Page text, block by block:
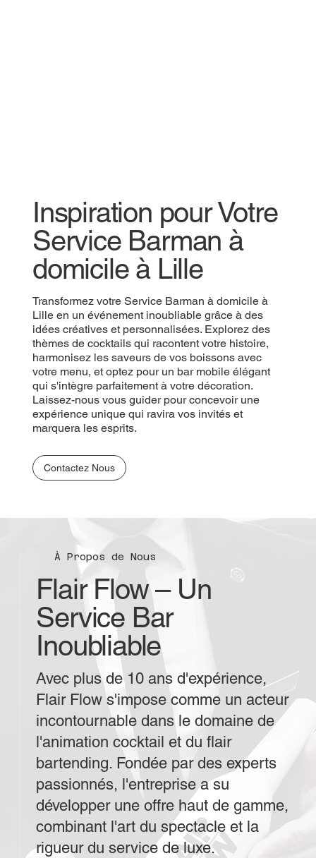
Inspiration pour Votre
Service Barman à
domicile à Lille
Transformez votre Service Barman à domicile à
Lille en un événement inoubliable grâce à des
idées créatives et personnalisées. Explorez des
thèmes de cocktails qui racontent votre histoire,
harmonisez les saveurs de vos boissons avec
votre menu, et optez pour un bar mobile élégant
qui s'intègre parfaitement à votre décoration.
Laissez-nous vous guider pour concevoir une
expérience unique qui ravira vos invités et
marquera les esprits.
Contactez Nous
À Propos de Nous
Flair Flow – Un
Service Bar
Inoubliable
Avec plus de 10 ans d'expérience,
Flair Flow s'impose comme un acteur
incontournable dans le domaine de
l'animation cocktail et du flair
bartending. Fondée par des experts
passionnés, l'entreprise a su
développer une offre haut de gamme,
combinant l'art du spectacle et la
rigueur du service de luxe.